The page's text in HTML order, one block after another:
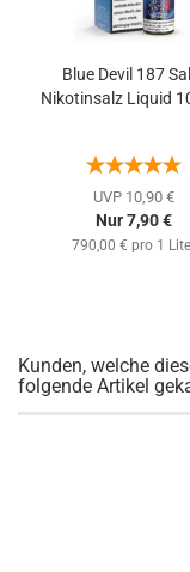
Blue Devil 187
Nikotinsalz Liquid
UVP 10,90 €
Nur 7,90 €
790,00 € pro 1
Kunden, welche
folgende Artikel